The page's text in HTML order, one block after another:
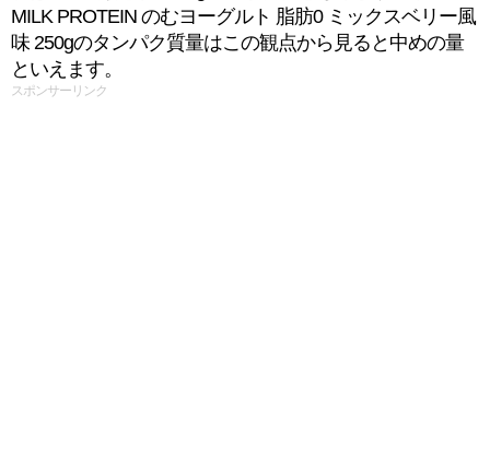
MILK PROTEIN のむヨーグルト 脂肪0 ミックスベリー風
味 250gのタンパク質量はこの観点から見ると中めの量
といえます。
スポンサーリンク